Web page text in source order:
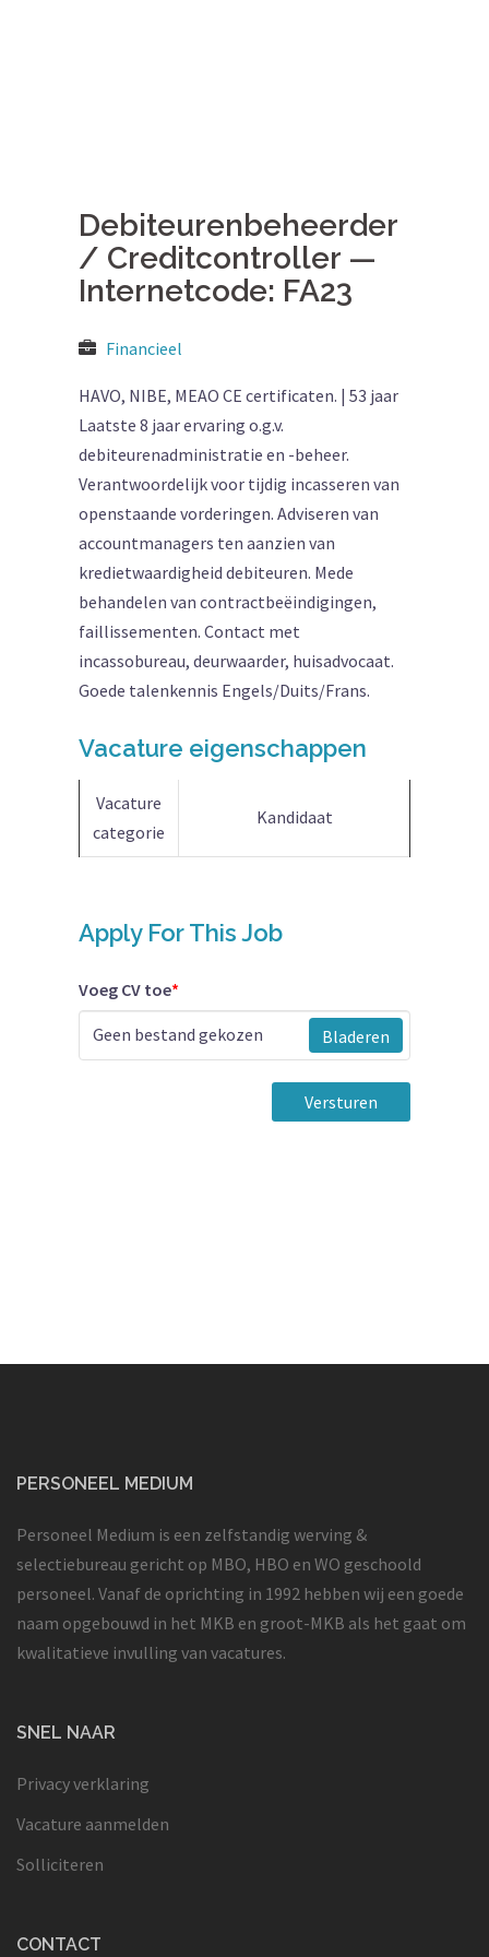
Debiteurenbeheerder
/ Creditcontroller —
Internetcode: FA23
Financieel
HAVO, NIBE, MEAO CE certificaten. | 53 jaar
Laatste 8 jaar ervaring o.g.v.
debiteurenadministratie en -beheer.
Verantwoordelijk voor tijdig incasseren van
openstaande vorderingen. Adviseren van
accountmanagers ten aanzien van
kredietwaardigheid debiteuren. Mede
behandelen van contractbeëindigingen,
faillissementen. Contact met
incassobureau, deurwaarder, huisadvocaat.
Goede talenkennis Engels/Duits/Frans.
Vacature eigenschappen
Vacature
categorie
Kandidaat
Apply For This Job
Voeg CV toe*
Geen bestand gekozen Bladeren
Versturen
PERSONEEL MEDIUM
Personeel Medium is een zelfstandig werving &
selectiebureau gericht op MBO, HBO en WO geschoold
personeel. Vanaf de oprichting in 1992 hebben wij een goede
naam opgebouwd in het MKB en groot-MKB als het gaat om
kwalitatieve invulling van vacatures.
SNEL NAAR
Privacy verklaring
Vacature aanmelden
Solliciteren
CONTACT